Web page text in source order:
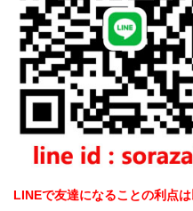
LINEで友達になることの利点は